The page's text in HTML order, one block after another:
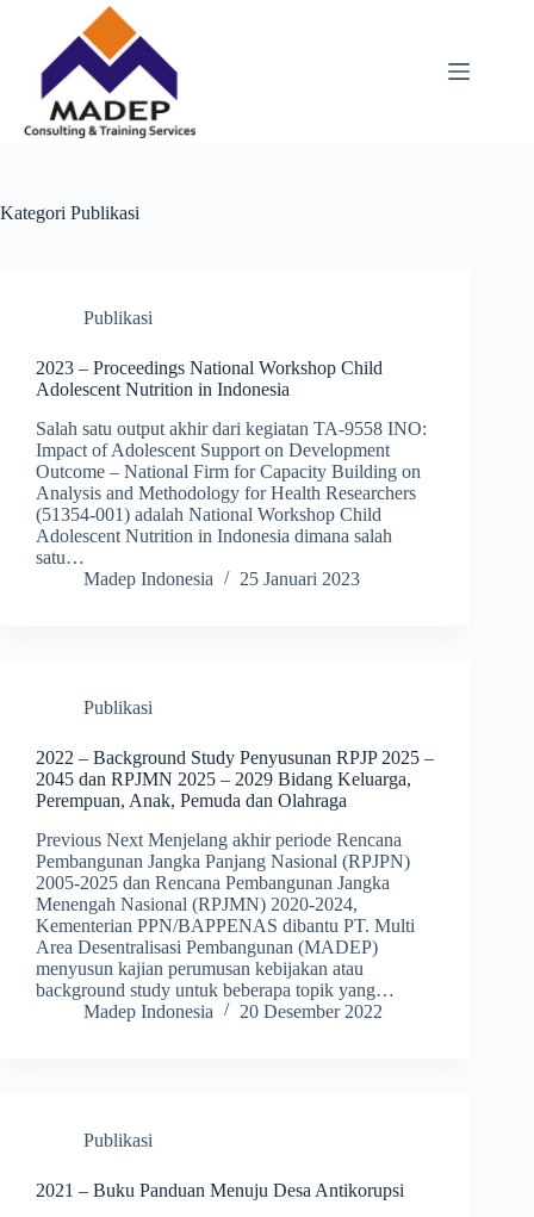
Kategori Publikasi
Publikasi
2023 – Proceedings National Workshop Child
Adolescent Nutrition in Indonesia
Salah satu output akhir dari kegiatan TA-9558 INO:
Impact of Adolescent Support on Development
Outcome – National Firm for Capacity Building on
Analysis and Methodology for Health Researchers
(51354-001) adalah National Workshop Child
Adolescent Nutrition in Indonesia dimana salah
satu…
Madep Indonesia
25 Januari 2023
Publikasi
2022 – Background Study Penyusunan RPJP 2025 –
2045 dan RPJMN 2025 – 2029 Bidang Keluarga,
Perempuan, Anak, Pemuda dan Olahraga
Previous Next Menjelang akhir periode Rencana
Pembangunan Jangka Panjang Nasional (RPJPN)
2005-2025 dan Rencana Pembangunan Jangka
Menengah Nasional (RPJMN) 2020-2024,
Kementerian PPN/BAPPENAS dibantu PT. Multi
Area Desentralisasi Pembangunan (MADEP)
menyusun kajian perumusan kebijakan atau
background study untuk beberapa topik yang…
Madep Indonesia
20 Desember 2022
Publikasi
2021 – Buku Panduan Menuju Desa Antikorupsi